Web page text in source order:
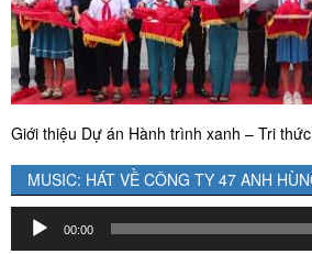
Giới thiệu Dự án Hành trình xanh – Tri
MUSIC: HÁT VỀ CÔNG TY 47 ANH
Trình
chơi
00:00